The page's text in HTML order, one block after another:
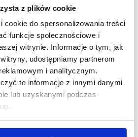
z plików cookie
cookie do spersonalizowania treści
funkcje społecznościowe i
witrynie. Informacje o tym, jak
udostępniamy partnerom
i analitycznym.
te informacje z innymi danymi
lub uzyskanymi podczas